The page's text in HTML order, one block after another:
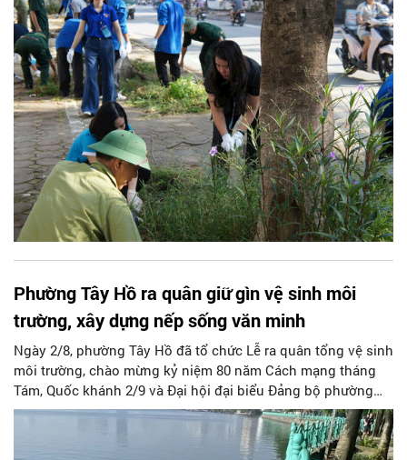
Phường Tây Hồ ra quân giữ gìn vệ sinh môi
trường, xây dựng nếp sống văn minh
Ngày 2/8, phường Tây Hồ đã tổ chức Lễ ra quân tổng vệ sinh
môi trường, chào mừng kỷ niệm 80 năm Cách mạng tháng
Tám, Quốc khánh 2/9 và Đại hội đại biểu Đảng bộ phường
Tây Hồ lần thứ nhất, nhiệm kỳ 2025 - 2030.